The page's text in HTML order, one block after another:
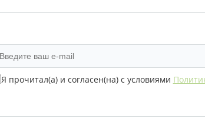
Я прочитал(а) и согласен(на) с условиями